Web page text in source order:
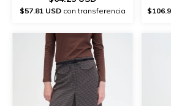
$57.81 USD con transferencia